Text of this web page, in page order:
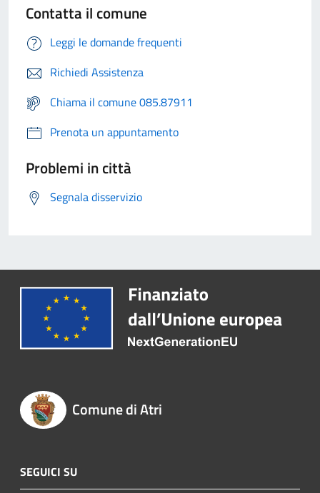
Contatta il comune
Leggi le domande frequenti
Richiedi Assistenza
Chiama il comune 085.87911
Prenota un appuntamento
Problemi in città
Segnala disservizio
Comune di Atri
SEGUICI SU